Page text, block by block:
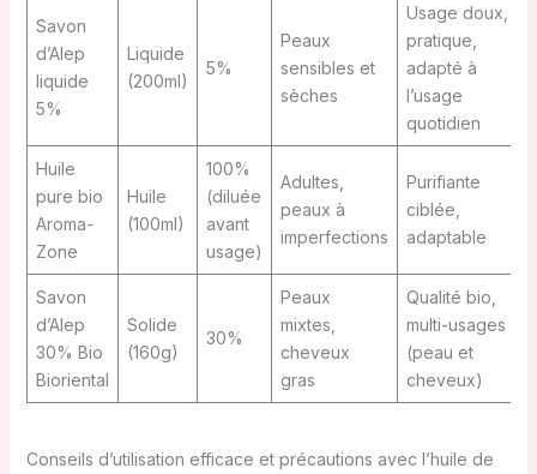
Savon
d’Alep
liquide
5%
Liquide
(200ml)
5%
Peaux
sensibles et
sèches
Usage doux,
pratique,
adapté à
l’usage
quotidien
Huile
pure bio
Aroma-
Zone
Huile
(100ml)
100%
(diluée
avant
usage)
Adultes,
peaux à
imperfections
Purifiante
ciblée,
adaptable
Savon
d’Alep
30% Bio
Bioriental
Solide
(160g)
30%
Peaux
mixtes,
cheveux
gras
Qualité bio,
multi-usages
(peau et
cheveux)
Conseils d’utilisation efficace et précautions avec l’huile de